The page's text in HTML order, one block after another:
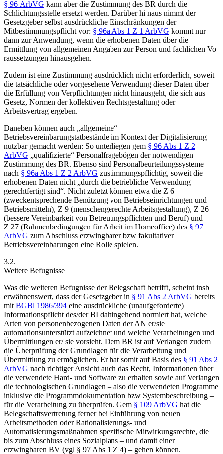
§ 96 ArbVG kann aber die Zustimmung des BR durch die
Schlichtungsstelle ersetzt werden. Darüber hi naus nimmt der
Gesetzgeber selbst ausdrückliche Einschränkungen der
Mitbestimmungspflicht vor: § 96a Abs 1 Z 1 ArbVG kommt nur
dann zur Anwendung, wenn die erhobenen Daten über die
Ermittlung von allgemeinen Angaben zur Person und fachlichen Vo
raussetzungen hinausgehen.
Zudem ist eine Zustimmung ausdrücklich nicht erforderlich, soweit
die tatsächliche oder vorgesehene Verwendung dieser Daten über
die Erfüllung von Verpflichtungen nicht hinausgeht, die sich aus
Gesetz, Normen der kollektiven Rechtsgestaltung oder
Arbeitsvertrag ergeben.
Daneben können auch „allgemeine“
Betriebsvereinbarungstatbestände im Kontext der Digitalisierung
nutzbar gemacht werden: So unterliegen gem § 96 Abs 1 Z 2
ArbVG „qualifizierte“ Personalfragebögen der notwendigen
Zustimmung des BR. Ebenso sind Personalbeurteilungssysteme
nach § 96a Abs 1 Z 2 ArbVG zustimmungspflichtig, soweit die
erhobenen Daten nicht „durch die betriebliche Verwendung
gerechtfertigt sind“. Nicht zuletzt können etwa die Z 6
(zweckentsprechende Benützung von Betriebseinrichtungen und
Betriebsmitteln), Z 9 (menschengerechte Arbeitsgestaltung), Z 26
(bessere Vereinbarkeit von Betreuungspflichten und Beruf) und
Z 27 (Rahmenbedingungen für Arbeit im Homeoffice) des § 97
ArbVG zum Abschluss erzwingbarerbzw fakultativer
Betriebsvereinbarungen eine Rolle spielen.
3.2.
Weitere Befugnisse
Was die weiteren Befugnisse der Belegschaft betrifft, scheint insb
erwähnenswert, dass der Gesetzgeber in § 91 Abs 2 ArbVG bereits
mit BGBl 1986/394 eine ausdrückliche (unaufgeforderte)
Informationspflicht des/der BI dahingehend normiert hat, welche
Arten von personenbezogenen Daten der AN er/sie
automationsunterstützt aufzeichnet und welche Verarbeitungen und
Übermittlungen er/ sie vorsieht. Dem BR ist auf Verlangen zudem
die Überprüfung der Grundlagen für die Verarbeitung und
Übermittlung zu ermöglichen. Er hat somit auf Basis des § 91 Abs 2
ArbVG nach richtiger Ansicht auch das Recht, Informationen über
die verwendete Hard- und Software zu erhalten sowie auf Verlangen
die technologischen Grundlagen – also die verwendeten Programme
inklusive die Programmdokumentation bzw Systembeschreibung –
für die Verarbeitung zu überprüfen. Gem § 109 ArbVG hat die
Belegschaftsvertretung ferner bei Einführung von neuen
Arbeitsmethoden oder Rationalisierungs- und
Automatisierungsmaßnahmen spezifische Mitwirkungsrechte, die
bis zum Abschluss eines Sozialplans – und damit einer
erzwingbaren BV (vgl § 97 Abs 1 Z 4) – gehen können.